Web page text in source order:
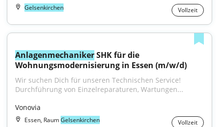
Gelsenkirchen Vollzeit
Anlagenmechaniker SHK für die
Wohnungsmodernisierung in Essen (m/w/d)
Wir suchen Dich für unseren Technischen Service!
Durchführung von Einzelreparaturen, Wartungen...
Vonovia
Essen, RaumGelsenkirchen Vollzeit